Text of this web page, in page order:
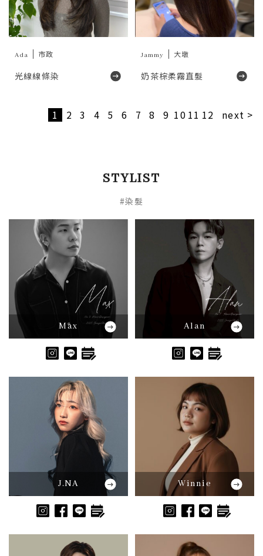
Ada 市政
光線線條染
Jammy 大墩
奶茶棕柔霧直髮
1 2 3 4 5 6 7 8 9 10 11 12 next >
STYLIST
#染髮
Max Alan
J.NA Winnie